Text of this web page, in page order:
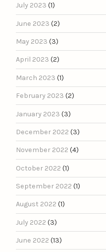
July 2023 (1)
June 2023 (2)
May 2023 (3)
April 2023 (2)
March 2023 (1)
February 2023 (2)
January 2023 (3)
December 2022 (3)
November 2022 (4)
October 2022 (1)
September 2022 (1)
August 2022 (1)
July 2022 (3)
June 2022 (13)